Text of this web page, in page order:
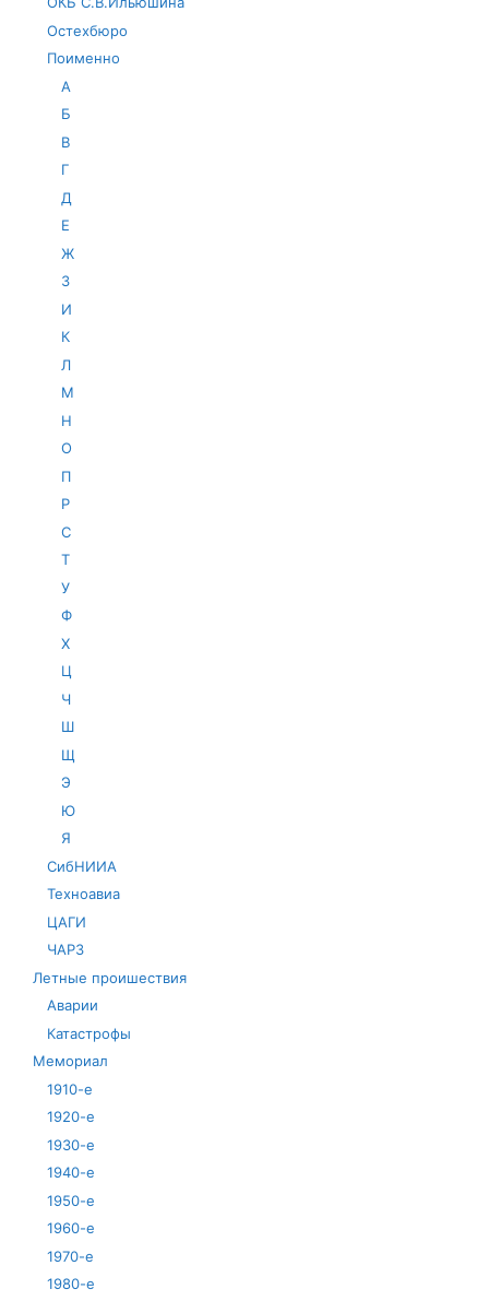
Остехбюро
Поименно
А
Б
В
Г
Д
Е
Ж
З
И
К
Л
М
Н
О
П
Р
С
Т
У
Ф
Х
Ц
Ч
Ш
Щ
Э
Ю
Я
СибНИИА
Техноавиа
ЦАГИ
ЧАРЗ
Летные проишествия
Аварии
Катастрофы
Мемориал
1910-е
1920-е
1930-е
1940-е
1950-е
1960-е
1970-е
1980-е